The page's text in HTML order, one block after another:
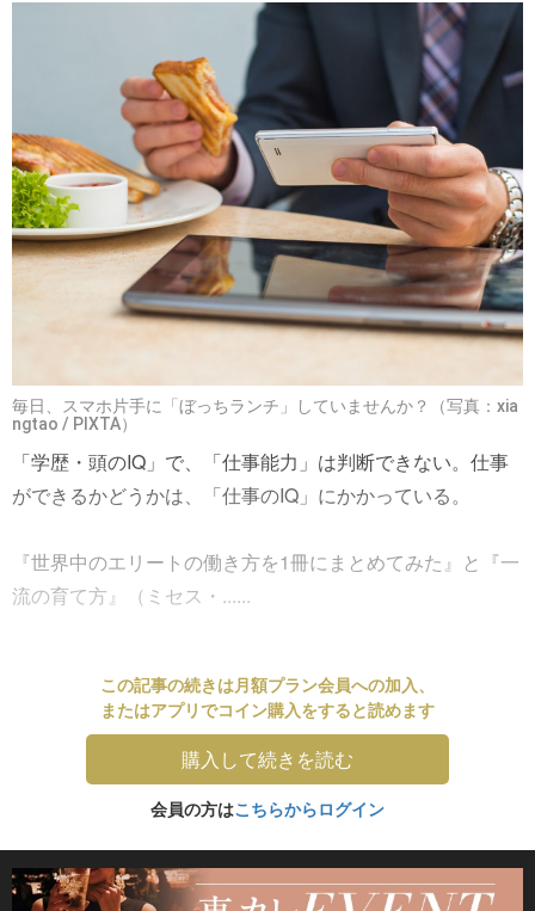
毎日、スマホ片手に「ぼっちランチ」していませんか？（写真：xia
ngtao / PIXTA）
「学歴・頭のIQ」で、「仕事能力」は判断できない。仕事
ができるかどうかは、「仕事のIQ」にかかっている。
『世界中のエリートの働き方を1冊にまとめてみた』と『一
流の育て方』（ミセス・......
この記事の続きは月額プラン会員への加入、
またはアプリでコイン購入をすると読めます
購入して続きを読む
会員の方はこちらからログイン